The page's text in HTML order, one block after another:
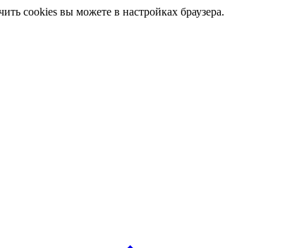
cookies вы можете в настройках браузера.